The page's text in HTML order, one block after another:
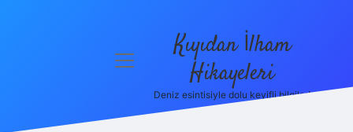
menüyü
Kıyıdan İlham
Hikayeleri
Deniz esintisiyle dolu keyifli bilgiler!